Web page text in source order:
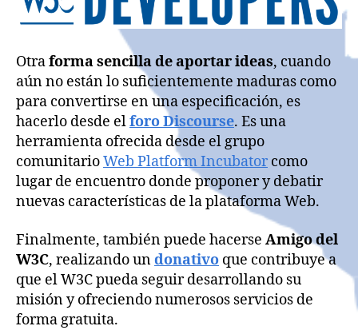
Otraforma sencilla de aportar ideas, cuando
aún no están lo suficientemente maduras como
para convertirse en una especificación, es
hacerlo desde elforo Discourse. Es una
herramienta ofrecida desde el grupo
comunitarioWeb Platform Incubator como
lugar de encuentro donde proponer y debatir
nuevas características de la plataforma Web.
Finalmente, también puede hacerse Amigo del
W3C, realizando undonativo que contribuye a
que el W3C pueda seguir desarrollando su
misión y ofreciendo numerosos servicios de
forma gratuita.